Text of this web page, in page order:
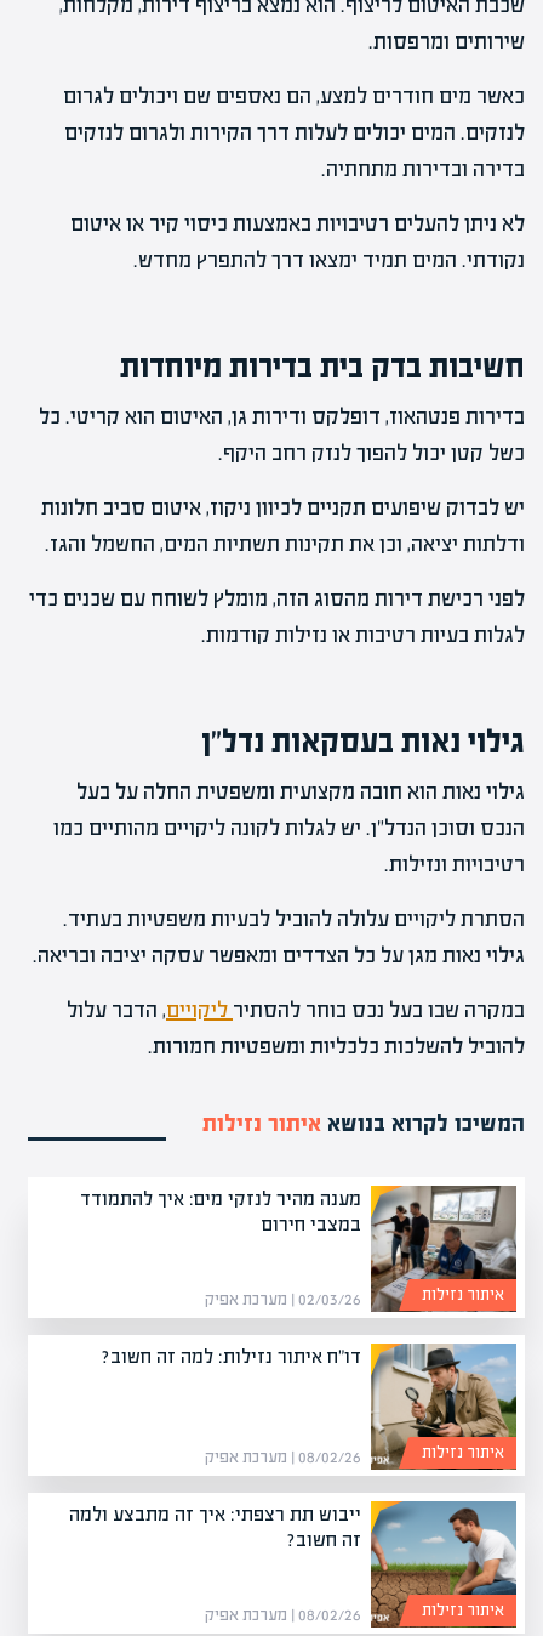
שכבת האיטום לריצוף. הוא נמצא בריצוף דירות, מקלחות,
שירותים ומרפסות.
כאשר מים חודרים למצע, הם נאספים שם ויכולים לגרום
לנזקים. המים יכולים לעלות דרך הקירות ולגרום לנזקים
בדירה ובדירות מתחתיה.
לא ניתן להעלים רטיבויות באמצעות כיסוי קיר או איטום
נקודתי. המים תמיד ימצאו דרך להתפרץ מחדש.
חשיבות בדק בית בדירות מיוחדות
בדירות פנטהאוז, דופלקס ודירות גן, האיטום הוא קריטי. כל
כשל קטן יכול להפוך לנזק רחב היקף.
יש לבדוק שיפועים תקניים לכיוון ניקוז, איטום סביב חלונות
ודלתות יציאה, וכן את תקינות תשתיות המים, החשמל והגז.
לפני רכישת דירות מהסוג הזה, מומלץ לשוחח עם שכנים כדי
לגלות בעיות רטיבות או נזילות קודמות.
גילוי נאות בעסקאות נדל"ן
גילוי נאות הוא חובה מקצועית ומשפטית החלה על בעל
הנכס וסוכן הנדל"ן. יש לגלות לקונה ליקויים מהותיים כמו
רטיבויות ונזילות.
הסתרת ליקויים עלולה להוביל לבעיות משפטיות בעתיד.
גילוי נאות מגן על כל הצדדים ומאפשר עסקה יציבה ובריאה.
במקרה שבו בעל נכס בוחר להסתיר ליקויים, הדבר עלול
להוביל להשלכות כלכליות ומשפטיות חמורות.
המשיכו לקרוא בנושא איתור נזילות
מענה מהיר לנזקי מים: איך להתמודד
במצבי חירום
02/03/26 | מערכת אפיק איתור נזילות
דו"ח איתור נזילות: למה זה חשוב?
08/02/26 | מערכת אפיק איתור נזילות
ייבוש תת רצפתי: איך זה מתבצע ולמה
זה חשוב?
08/02/26 | מערכת אפיק איתור נזילות